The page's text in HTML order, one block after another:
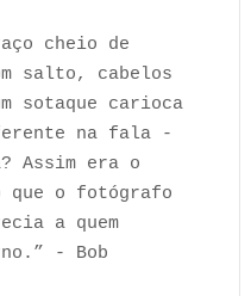
cheio de
salto, cabelos
sotaque carioca
na fala -
Assim era o
que o fotógrafo
a quem
- Bob